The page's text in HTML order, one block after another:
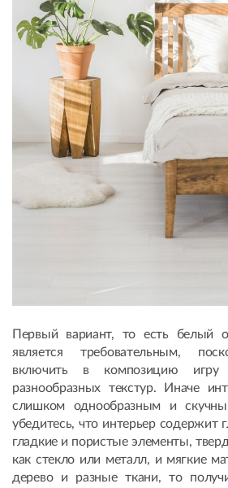
Первый вариант, то есть белый
является требовательным,
включить в композицию
разнообразных текстур. Иначе
слишком однообразным и
убедитесь, что интерьер содержит
гладкие и пористые элементы,
как стекло или металл, и мягкие
дерево и разные ткани, то